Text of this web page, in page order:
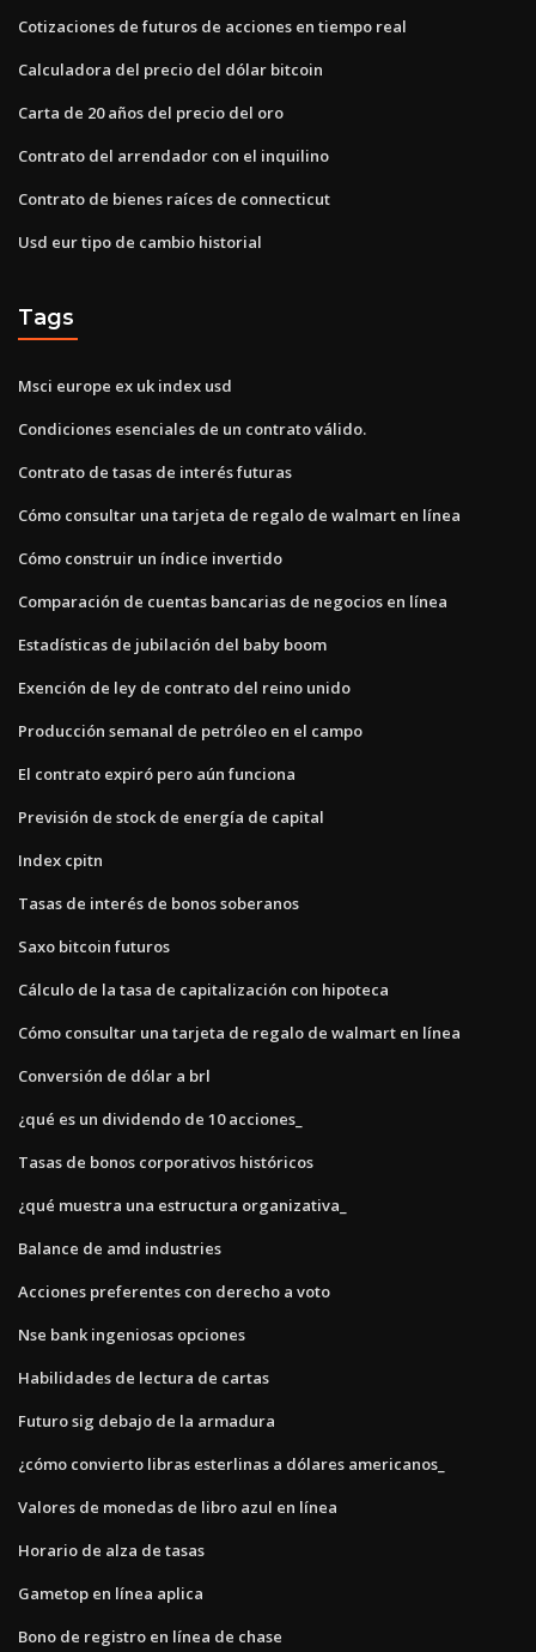
Cotizaciones de futuros de acciones en tiempo real
Calculadora del precio del dólar bitcoin
Carta de 20 años del precio del oro
Contrato del arrendador con el inquilino
Contrato de bienes raíces de connecticut
Usd eur tipo de cambio historial
Tags
Msci europe ex uk index usd
Condiciones esenciales de un contrato válido.
Contrato de tasas de interés futuras
Cómo consultar una tarjeta de regalo de walmart en línea
Cómo construir un índice invertido
Comparación de cuentas bancarias de negocios en línea
Estadísticas de jubilación del baby boom
Exención de ley de contrato del reino unido
Producción semanal de petróleo en el campo
El contrato expiró pero aún funciona
Previsión de stock de energía de capital
Index cpitn
Tasas de interés de bonos soberanos
Saxo bitcoin futuros
Cálculo de la tasa de capitalización con hipoteca
Cómo consultar una tarjeta de regalo de walmart en línea
Conversión de dólar a brl
¿qué es un dividendo de 10 acciones_
Tasas de bonos corporativos históricos
¿qué muestra una estructura organizativa_
Balance de amd industries
Acciones preferentes con derecho a voto
Nse bank ingeniosas opciones
Habilidades de lectura de cartas
Futuro sig debajo de la armadura
¿cómo convierto libras esterlinas a dólares americanos_
Valores de monedas de libro azul en línea
Horario de alza de tasas
Gametop en línea aplica
Bono de registro en línea de chase